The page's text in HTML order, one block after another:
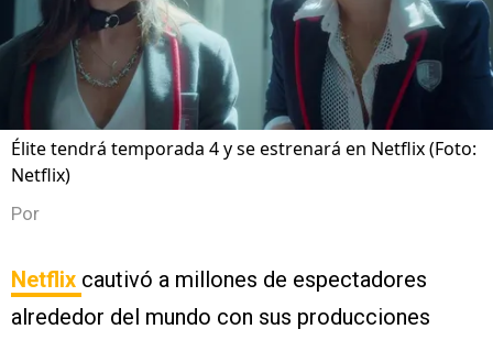
Élite tendrá temporada 4 y se estrenará en Netflix (Foto:
Netflix)
Por
Netflix cautivó a millones de espectadores
alrededor del mundo con sus producciones